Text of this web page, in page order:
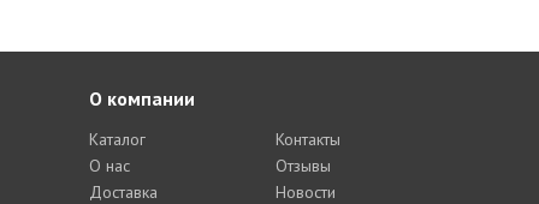
О компании
Каталог
О нас
Доставка
Контакты
Отзывы
Новости